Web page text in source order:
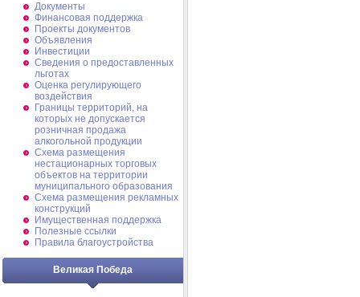
Документы
Финансовая поддержка
Проекты документов
Объявления
Инвестиции
Сведения о предоставленных
льготах
Оценка регулирующего
воздействия
Границы территорий, на
которых не допускается
розничная продажа
алкогольной продукции
Схема размещения
нестационарных торговых
объектов на территории
муниципального образования
Схема размещения рекламных
конструкций
Имущественная поддержка
Полезные ссылки
Правила благоустройства
Великая Победа